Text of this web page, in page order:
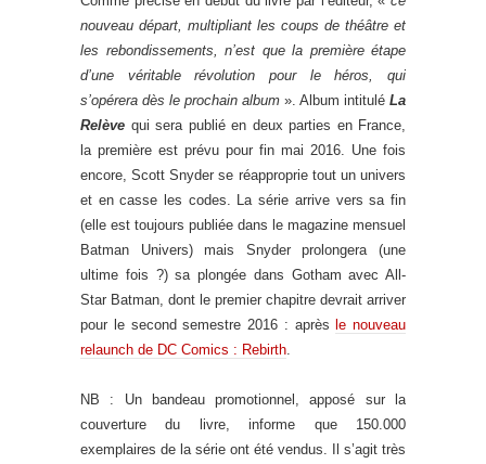
nouveau départ, multipliant les coups de théâtre et
les rebondissements, n’est que la première étape
d’une véritable révolution pour le héros, qui
s’opérera dès le prochain album ». Album intitulé La
Relève qui sera publié en deux parties en France,
la première est prévu pour fin mai 2016. Une fois
encore, Scott Snyder se réapproprie tout un univers
et en casse les codes. La série arrive vers sa fin
(elle est toujours publiée dans le magazine mensuel
Batman Univers) mais Snyder prolongera (une
ultime fois ?) sa plongée dans Gotham avec All-
Star Batman, dont le premier chapitre devrait arriver
pour le second semestre 2016 : aprèsle nouveau
relaunch de DC Comics : Rebirth
NB : Un bandeau promotionnel, apposé sur la
couverture du livre, informe que 150.000
exemplaires de la série ont été vendus. Il s’agit très